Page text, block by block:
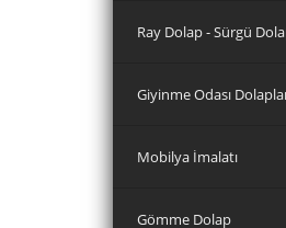
Ray Dolap - Sürgü
Giyinme Odası
Mobilya İmalatı
Gömme Dolap